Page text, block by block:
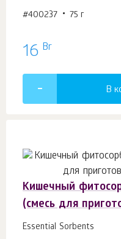
#400237 75 г
16 Br
В
Кишечный
(смесь для
Essential Sorbents